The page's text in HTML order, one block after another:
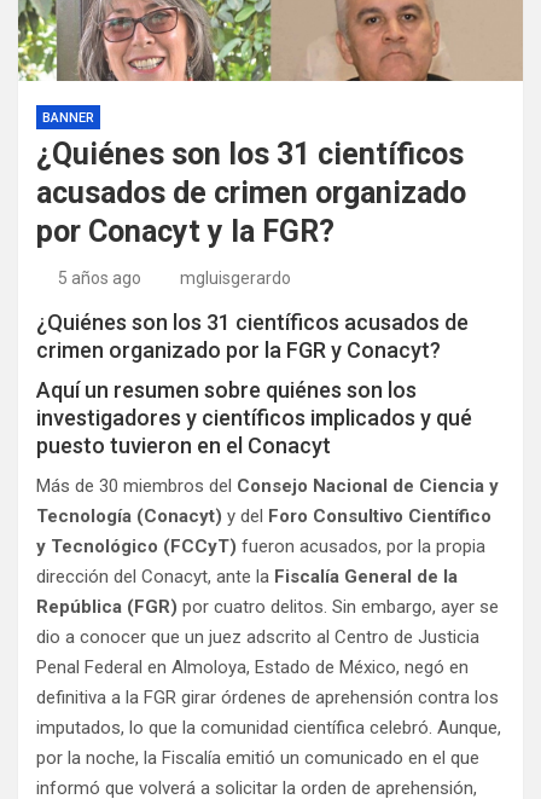
BANNER
¿Quiénes son los 31 científicos
acusados de crimen organizado
por Conacyt y la FGR?
5 años ago mgluisgerardo
¿Quiénes son los 31 científicos acusados de
crimen organizado por la FGR y Conacyt?
Aquí un resumen sobre quiénes son los
investigadores y científicos implicados y qué
puesto tuvieron en el Conacyt
Más de 30 miembros del Consejo Nacional de Ciencia y
Tecnología (Conacyt) y del Foro Consultivo Científico
y Tecnológico (FCCyT) fueron acusados, por la propia
dirección del Conacyt, ante la Fiscalía General de la
República (FGR) por cuatro delitos. Sin embargo, ayer se
dio a conocer que un juez adscrito al Centro de Justicia
Penal Federal en Almoloya, Estado de México, negó en
definitiva a la FGR girar órdenes de aprehensión contra los
imputados, lo que la comunidad científica celebró. Aunque,
por la noche, la Fiscalía emitió un comunicado en el que
informó que volverá a solicitar la orden de aprehensión,